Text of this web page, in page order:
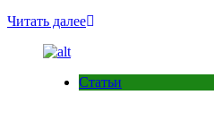
Читать далее
Статьи